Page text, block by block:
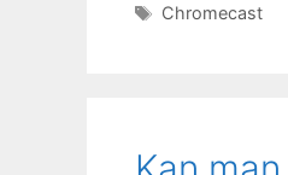
Stikkord
Chromecast